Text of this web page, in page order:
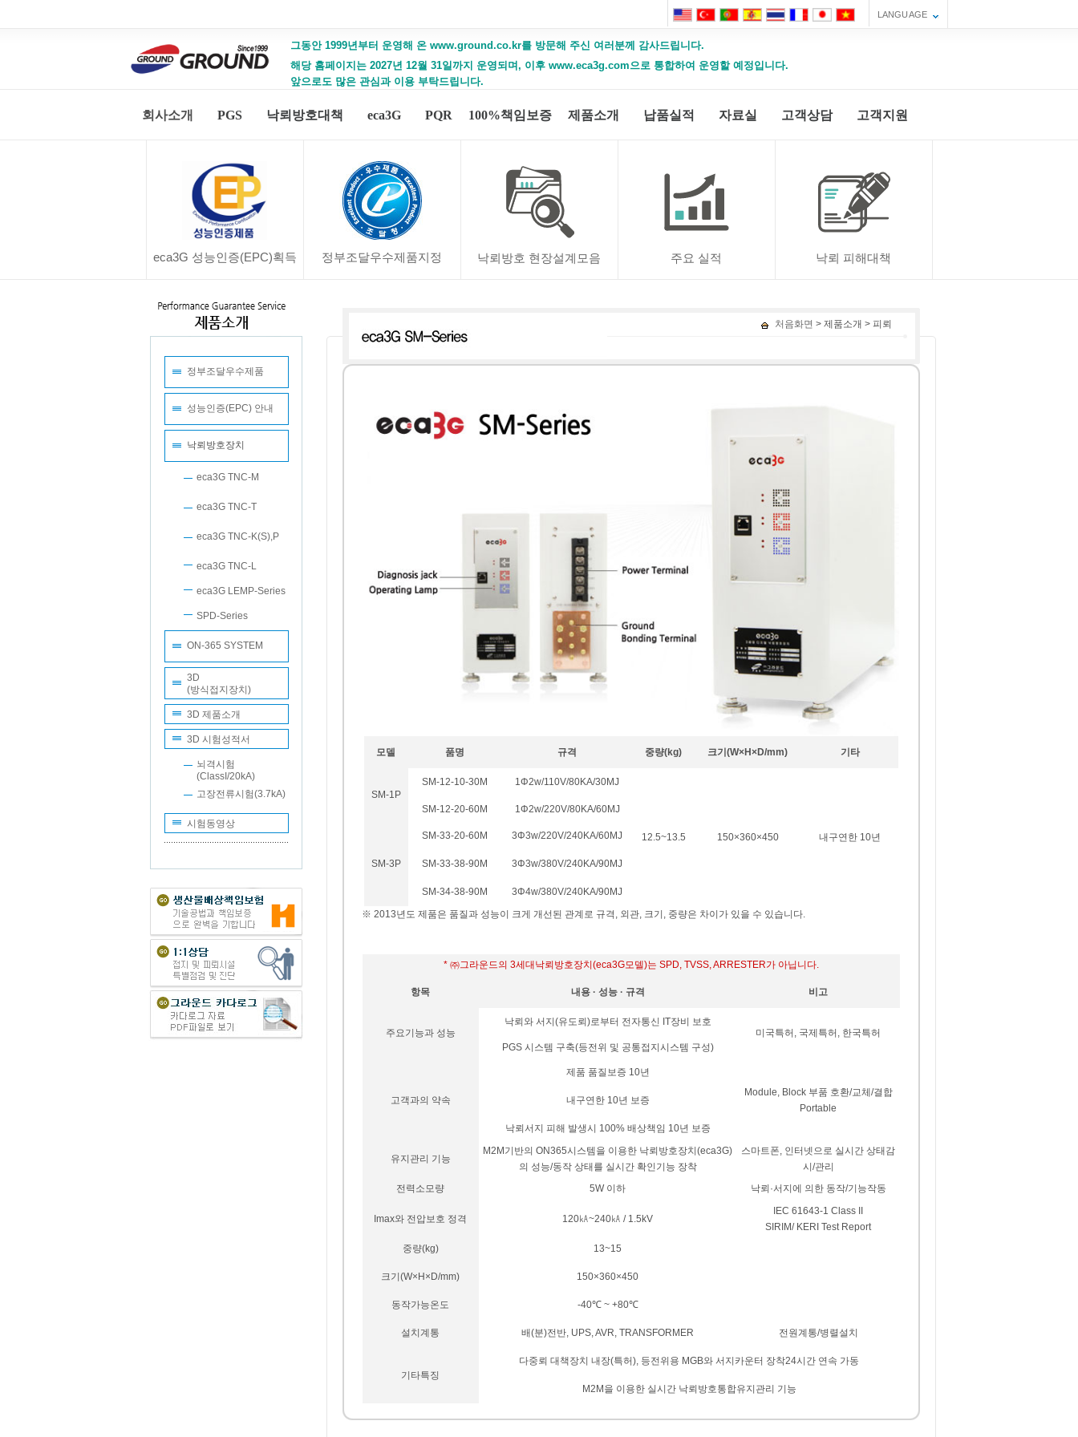
LANGUAGE
그동안 1999년부터 운영해 온 www.ground.co.kr를 방문해 주신 여러분께 감사드립니다.
해당 홈페이지는 2027년 12월 31일까지 운영되며, 이후 www.eca3g.com으로 통합하여 운영할 예정입니다.
앞으로도 많은 관심과 이용 부탁드립니다.
회사소개 PGS 낙뢰방호대책 eca3G PQR 100%책임보증 제품소개 납품실적 자료실 고객상담 고객지원
eca3G 성능인증(EPC)획득 정부조달우수제품지정 낙뢰방호 현장설계모음 주요 실적 낙뢰 피해대책
정부조달우수제품
성능인증(EPC) 안내
낙뢰방호장치
eca3G TNC-M
eca3G TNC-T
eca3G TNC-K(S),P
eca3G TNC-L
eca3G LEMP-Series
SPD-Series
ON-365 SYSTEM
3D
(방식접지장치)
3D 제품소개
3D 시험성적서
뇌격시험
(ClassI/20kA)
고장전류시험(3.7kA)
시험동영상
처음화면 > 제품소개 > 피뢰
모델 품명 규격 중량(kg) 크기(W×H×D/mm) 기타
SM-1P
SM-12-10-30M 1Φ2w/110V/80KA/30MJ
12.5~13.5 150×360×450 내구연한 10년
SM-12-20-60M 1Φ2w/220V/80KA/60MJ
SM-3P
SM-33-20-60M 3Φ3w/220V/240KA/60MJ
SM-33-38-90M 3Φ3w/380V/240KA/90MJ
SM-34-38-90M
3Φ4w/380V/240KA/90MJ
※ 2013년도 제품은 품질과 성능이 크게 개선된 관계로 규격, 외관, 크기, 중량은 차이가 있을 수 있습니다.
* ㈜그라운드의 3세대낙뢰방호장치(eca3G모델)는 SPD, TVSS, ARRESTER가 아닙니다.
항목 내용 · 성능 · 규격 비고
주요기능과 성능
낙뢰와 서지(유도뢰)로부터 전자통신 IT장비 보호
미국특허, 국제특허, 한국특허
PGS 시스템 구축(등전위 및 공통접지시스템 구성)
고객과의 약속
제품 품질보증 10년
Module, Block 부품 호환/교체/결합
Portable
내구연한 10년 보증
낙뢰서지 피해 발생시 100% 배상책임 10년 보증
유지관리 기능
M2M기반의 ON365시스템을 이용한 낙뢰방호장치(eca3G)
의 성능/동작 상태를 실시간 확인기능 장착
스마트폰, 인터넷으로 실시간 상태감
시/관리
전력소모량
5W 이하 낙뢰·서지에 의한 동작/기능작동
Imax와 전압보호 정격 120㎄~240㎄ / 1.5kV
IEC 61643-1 Class II
SIRIM/ KERI Test Report
중량(kg)
13~15
크기(W×H×D/mm) 150×360×450
동작가능온도 -40℃ ~ +80℃
설치계통 배(분)전반, UPS, AVR, TRANSFORMER 전원계통/병렬설치
기타특징
다중뢰 대책장치 내장(특허), 등전위용 MGB와 서지카운터 장착24시간 연속 가동
M2M을 이용한 실시간 낙뢰방호통합유지관리 기능